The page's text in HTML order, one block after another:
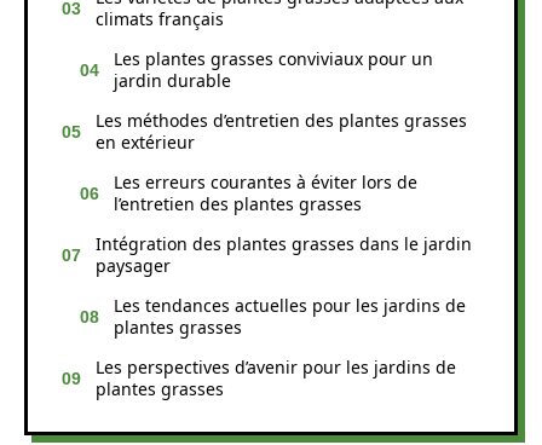
climats français
Les plantes grasses conviviaux pour un
jardin durable
Les méthodes d’entretien des plantes grasses
en extérieur
Les erreurs courantes à éviter lors de
l’entretien des plantes grasses
Intégration des plantes grasses dans le jardin
paysager
Les tendances actuelles pour les jardins de
plantes grasses
Les perspectives d’avenir pour les jardins de
plantes grasses